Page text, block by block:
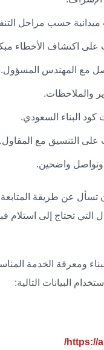
ميدانية حسب مراحل
على اكتشاف الأخطاء
مع المهندس المسؤول.
والملاحظات.
كود البناء السعودي.
على التنسيق مع المقاول.
واضحين.
تسأل عن طريقة
التي تحتاج إلى استلام
ومعرفة الخدمة
البيانات التالية:
https://